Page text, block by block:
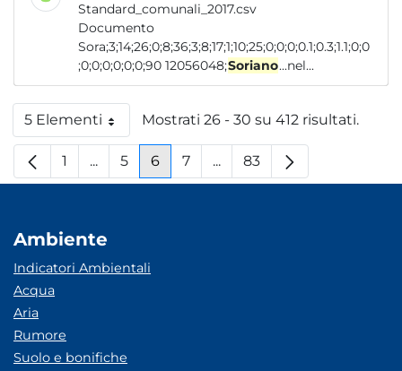
Standard_comunali_2017.csv
Documento
Sora;3;14;26;0;8;36;3;8;17;1;10;25;0;0;0;0.1;0.3;1.1;0;0
;0;0;0;0;0;0;90 12056048;Soriano...nel...
5 ElementiPer paginaMostrati 26 - 30 su 412 risultati.
Pagina
1 ...Pagine intermedie
Pagina
5 Pagina
6 Pagina
7 ...Pagine intermedie
Pagina
83
Ambiente
Indicatori Ambientali
Acqua
Aria
Rumore
Suolo e bonifiche